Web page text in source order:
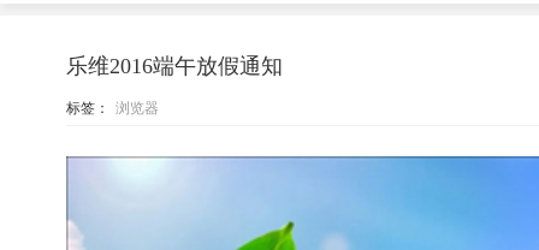
乐维2016端午放假通知
标签： 浏览器